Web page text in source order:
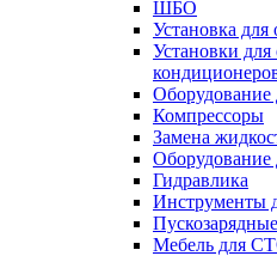
ШБО
Установка
Установки
Оборудование
Компрессоры
Замена
Оборудование
Гидравлика
Инструменты
Мебель для